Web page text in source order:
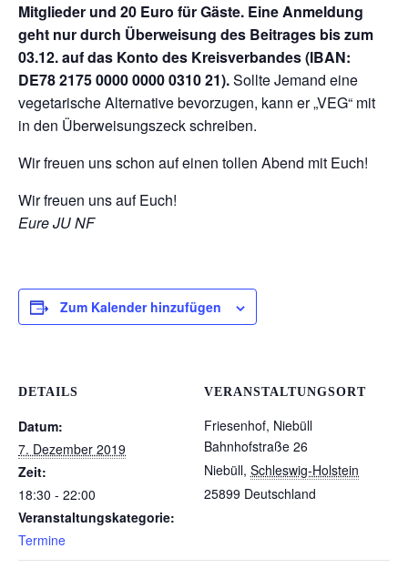
Mitglieder und 20 Euro für Gäste. Eine Anmeldung
geht nur durch Überweisung des Beitrages bis zum
03.12. auf das Konto des Kreisverbandes(IBAN:
DE78 2175 0000 0000 0310 21).Sollte Jemand eine
vegetarische Alternative bevorzugen, kann er „VEG“ mit
in den Überweisungszeck schreiben.
Wir freuen uns schon auf einen tollen Abend mit Euch!
Wir freuen uns auf Euch!
Eure JU NF
Zum Kalender hinzufügen
DETAILS
Datum:
7. Dezember 2019
Zeit:
18:30 - 22:00
Veranstaltungskategorie:
Termine
VERANSTALTUNGSORT
Friesenhof, Niebüll
Bahnhofstraße 26
Niebüll, Schleswig-Holstein
25899 Deutschland